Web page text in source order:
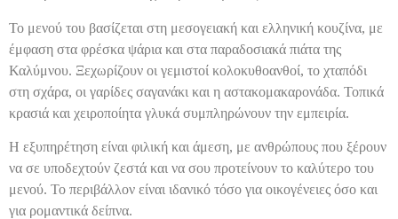
Το μενού του βασίζεται στη μεσογειακή και ελληνική κουζίνα, με
έμφαση στα φρέσκα ψάρια και στα παραδοσιακά πιάτα της
Καλύμνου. Ξεχωρίζουν οι γεμιστοί κολοκυθοανθοί, το χταπόδι
στη σχάρα, οι γαρίδες σαγανάκι και η αστακομακαρονάδα. Τοπικά
κρασιά και χειροποίητα γλυκά συμπληρώνουν την εμπειρία.
Η εξυπηρέτηση είναι φιλική και άμεση, με ανθρώπους που ξέρουν
να σε υποδεχτούν ζεστά και να σου προτείνουν το καλύτερο του
μενού. Το περιβάλλον είναι ιδανικό τόσο για οικογένειες όσο και
για ρομαντικά δείπνα.